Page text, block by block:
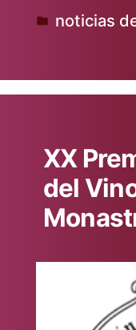
Publicado
noticias
XX
del